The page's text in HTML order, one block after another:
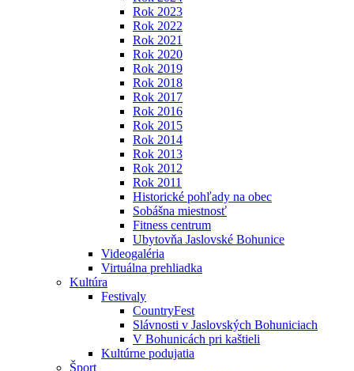
Rok 2023
Rok 2022
Rok 2021
Rok 2020
Rok 2019
Rok 2018
Rok 2017
Rok 2016
Rok 2015
Rok 2014
Rok 2013
Rok 2012
Rok 2011
Historické pohľady na obec
Sobášna miestnosť
Fitness centrum
Ubytovňa Jaslovské Bohunice
Videogaléria
Virtuálna prehliadka
Kultúra
Festivaly
CountryFest
Slávnosti v Jaslovských Bohuniciach
V Bohunicách pri kaštieli
Kultúrne podujatia
Šport